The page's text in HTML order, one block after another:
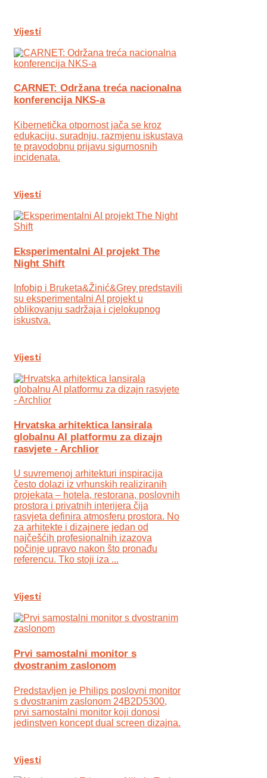
Vijesti
CARNET: Održana treća nacionalna
konferencija NKS-a
Kibernetička otpornost jača se kroz
edukaciju, suradnju, razmjenu iskustava
te pravodobnu prijavu sigurnosnih
incidenata.
Vijesti
Eksperimentalni AI projekt The
Night Shift
Infobip i Bruketa&Žinić&Grey predstavili
su eksperimentalni AI projekt u
oblikovanju sadržaja i cjelokupnog
iskustva.
Vijesti
Hrvatska arhitektica lansirala
globalnu AI platformu za dizajn
rasvjete - Archlior
U suvremenoj arhitekturi inspiracija
često dolazi iz vrhunskih realiziranih
projekata – hotela, restorana, poslovnih
prostora i privatnih interijera čija
rasvjeta definira atmosferu prostora. No
za arhitekte i dizajnere jedan od
najčešćih profesionalnih izazova
počinje upravo nakon što pronađu
referencu. Tko stoji iza ...
Vijesti
Prvi samostalni monitor s
dvostranim zaslonom
Predstavljen je Philips poslovni monitor
s dvostranim zaslonom 24B2D5300,
prvi samostalni monitor koji donosi
jedinstven koncept dual screen dizajna.
Vijesti